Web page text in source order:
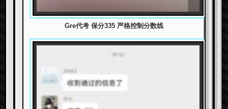
Gre代考 保分335 严格控制分数线